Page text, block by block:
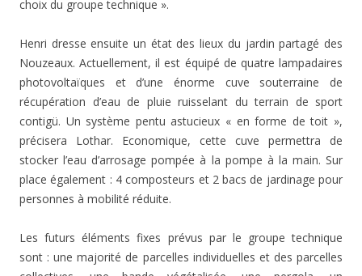
choix du groupe technique ».
Henri dresse ensuite un état des lieux du jardin partagé des
Nouzeaux. Actuellement, il est équipé de quatre lampadaires
photovoltaïques et d’une énorme cuve souterraine de
récupération d’eau de pluie ruisselant du terrain de sport
contigü. Un système pentu astucieux « en forme de toit »,
précisera Lothar. Economique, cette cuve permettra de
stocker l’eau d’arrosage pompée à la pompe à la main. Sur
place également : 4 composteurs et 2 bacs de jardinage pour
personnes à mobilité réduite.
Les futurs éléments fixes prévus par le groupe technique
sont : une majorité de parcelles individuelles et des parcelles